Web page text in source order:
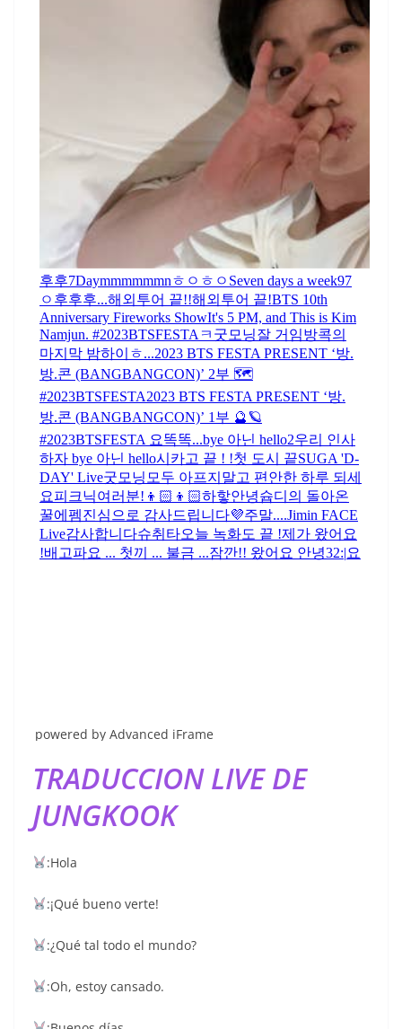
powered by Advanced iFrame
TRADUCCION LIVE DE
JUNGKOOK
:Hola
:¡Qué bueno verte!
:¿Qué tal todo el mundo?
:Oh, estoy cansado.